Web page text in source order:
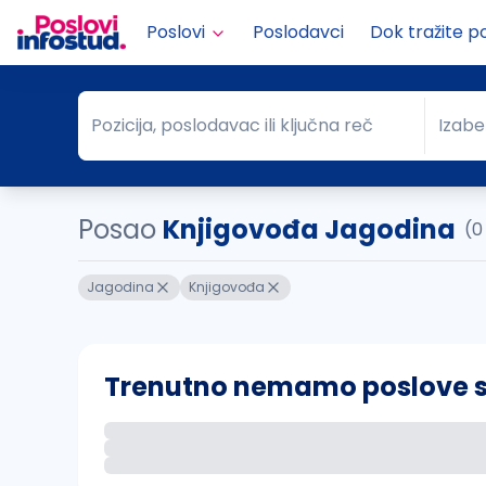
Poslovi Poslodavci Dok tražite
Pozicija, poslodavac ili ključna reč
Pozicija, poslodavac ili ključna reč Grad
Posao Knjigovođa Jagodina
Jagodina Knjigovođa
Trenutno nemamo poslove